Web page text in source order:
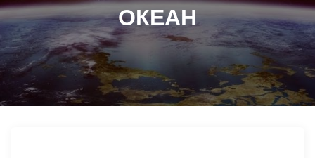
ОКЕАН